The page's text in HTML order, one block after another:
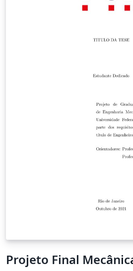
cataloging details, native and
guidelines, it can be easily
Aprovada pela CPGP em 15 de
Alteração da Folha Aprovação,
officially supported by COPPE/
distributed in the hope that it
any warranty; without even the
Projeto Final